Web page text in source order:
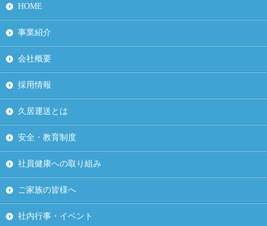
HOME
事業紹介
会社概要
採用情報
久居運送とは
安全・教育制度
社員健康への取り組み
ご家族の皆様へ
社内行事・イベント